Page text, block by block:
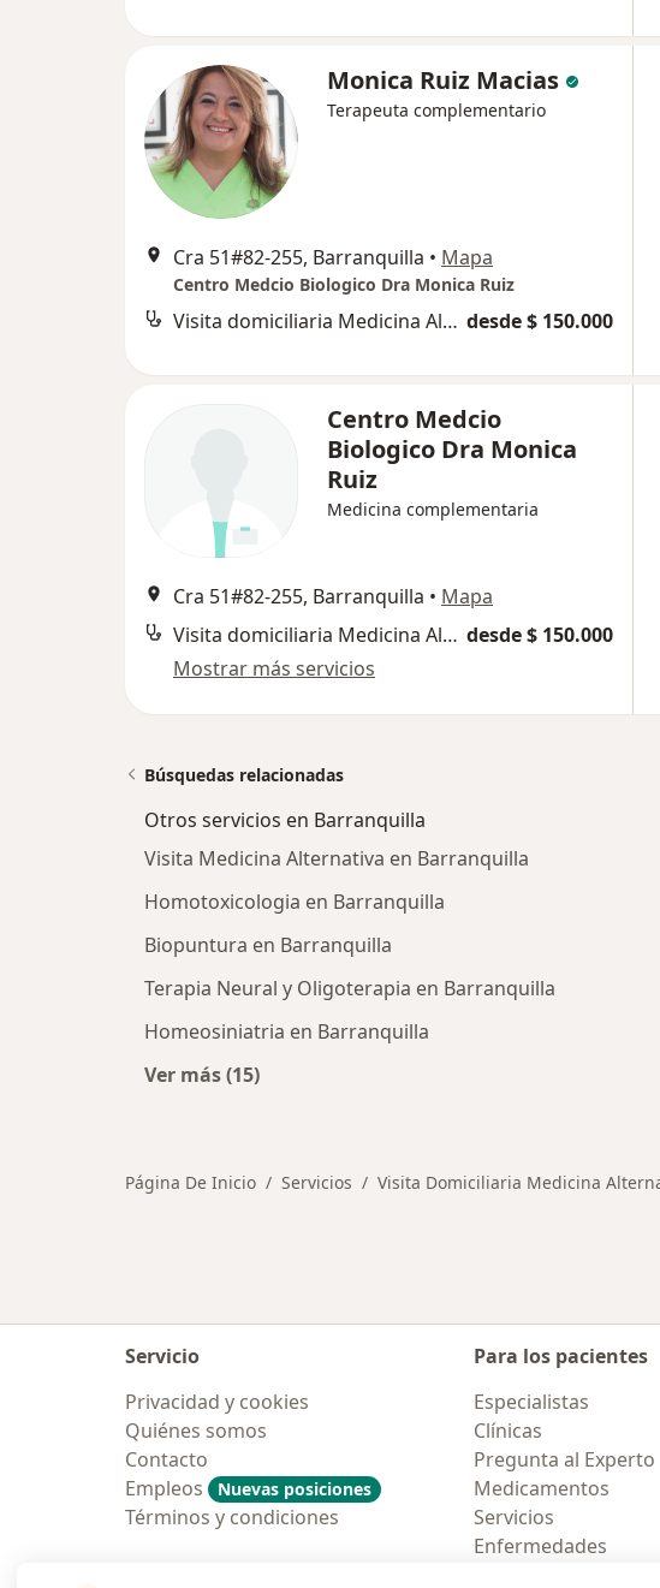
Monica Ruiz Macias
Terapeuta complementario
Cra 51#82-255, Barranquilla • Mapa
Centro Medcio Biologico Dra Monica Ruiz
Visita domiciliaria Medicina Alternativa desde $ 150.000
Centro Medcio
Biologico Dra Monica
Ruiz
Medicina complementaria
Cra 51#82-255, Barranquilla • Mapa
Visita domiciliaria Medicina Alternativa desde $ 150.000
Mostrar más servicios
Búsquedas relacionadas
Otros servicios en Barranquilla
Visita Medicina Alternativa en Barranquilla
Homotoxicologia en Barranquilla
Biopuntura en Barranquilla
Terapia Neural y Oligoterapia en Barranquilla
Homeosiniatria en Barranquilla
Ver más (15)
Página De Inicio Servicios Visita Domiciliaria Medicina
Servicio
Privacidad y cookies
Quiénes somos
Contacto
Empleos
Nuevas posiciones
Términos y condiciones
Para los pacientes
Especialistas
Clínicas
Pregunta al Experto
Medicamentos
Servicios
Enfermedades